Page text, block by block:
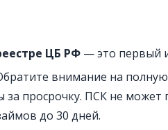
ЦБ РФ — это первый
внимание на
за просрочку. ПСК не может
до 30 дней.